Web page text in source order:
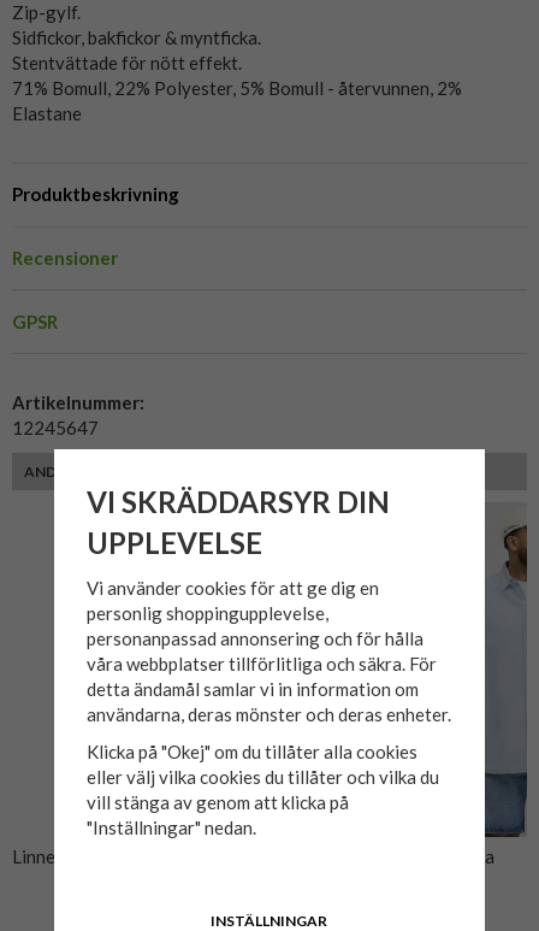
Produktbeskrivning
Recensioner
GPSR
Zip-gylf.
Sidfickor, bakfickor & myntficka.
Stentvättade för nött effekt.
71% Bomull, 22% Polyester, 5% Bomull - återvunnen, 2%
Elastane
Artikelnummer:
12245647
ANDRA KUNDER MED SAMMA PASSFORM VALDE ÄVEN
Linneblazer RIVIERA Chambray
Kortärmad linneskjorta
VI SKRÄDDARSYR DIN
UPPLEVELSE
Vi använder cookies för att ge dig en
personlig shoppingupplevelse,
personanpassad annonsering och för hålla
våra webbplatser tillförlitliga och säkra. För
detta ändamål samlar vi in information om
användarna, deras mönster och deras enheter.
Klicka på "Okej" om du tillåter alla cookies
eller välj vilka cookies du tillåter och vilka du
vill stänga av genom att klicka på
"Inställningar" nedan.
INSTÄLLNINGAR